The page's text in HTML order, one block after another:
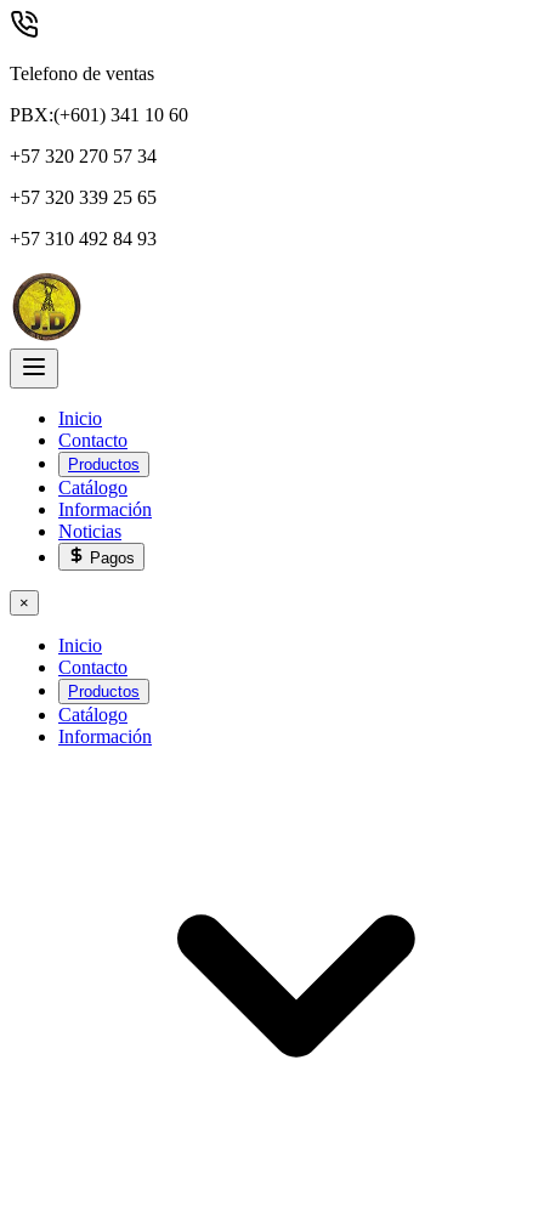
Telefono de ventas
PBX:(+601) 341 10 60
+57 320 270 57 34
+57 320 339 25 65
+57 310 492 84 93
Inicio
Contacto
Productos
Catálogo
Información
Noticias
Pagos
×
Inicio
Contacto
Productos
Catálogo
Información